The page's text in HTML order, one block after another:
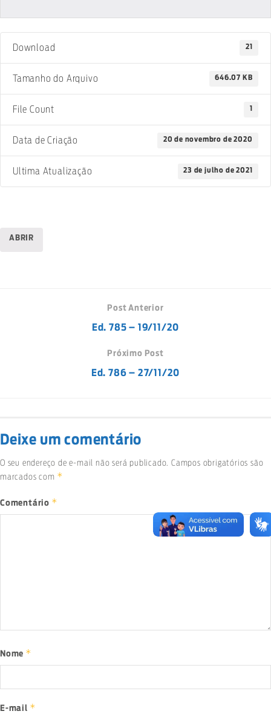
Download 21
Tamanho do Arquivo 646.07 KB
File Count 1
Data de Criação 20 de novembro de 2020
Ultima Atualização 23 de julho de 2021
ABRIR
Post Anterior
Ed. 785 – 19/11/20
Próximo Post
Ed. 786 – 27/11/20
Deixe um comentário
O seu endereço de e-mail não será publicado. Campos obrigatórios são
marcados com *
Comentário *
Nome *
E-mail *